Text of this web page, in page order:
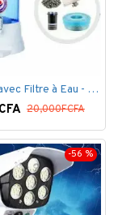
Fontaine avec Filtre à Eau - 16 Litres - Blanc
20,000FCFA
-56 %